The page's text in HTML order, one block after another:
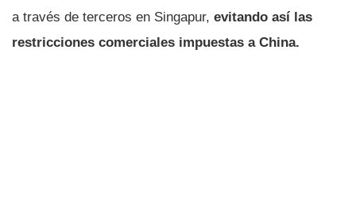
a través de terceros en Singapur, evitando así las
restricciones comerciales impuestas a China.